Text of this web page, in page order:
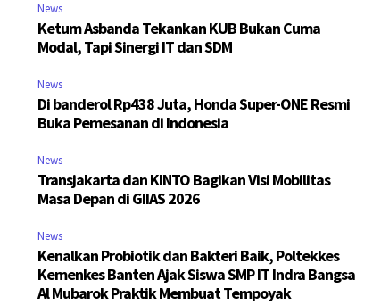
News
Ketum Asbanda Tekankan KUB Bukan Cuma
Modal, Tapi Sinergi IT dan SDM
News
Di banderol Rp438 Juta, Honda Super-ONE Resmi
Buka Pemesanan di Indonesia
News
Transjakarta dan KINTO Bagikan Visi Mobilitas
Masa Depan di GIIAS 2026
News
Kenalkan Probiotik dan Bakteri Baik, Poltekkes
Kemenkes Banten Ajak Siswa SMP IT Indra Bangsa
Al Mubarok Praktik Membuat Tempoyak